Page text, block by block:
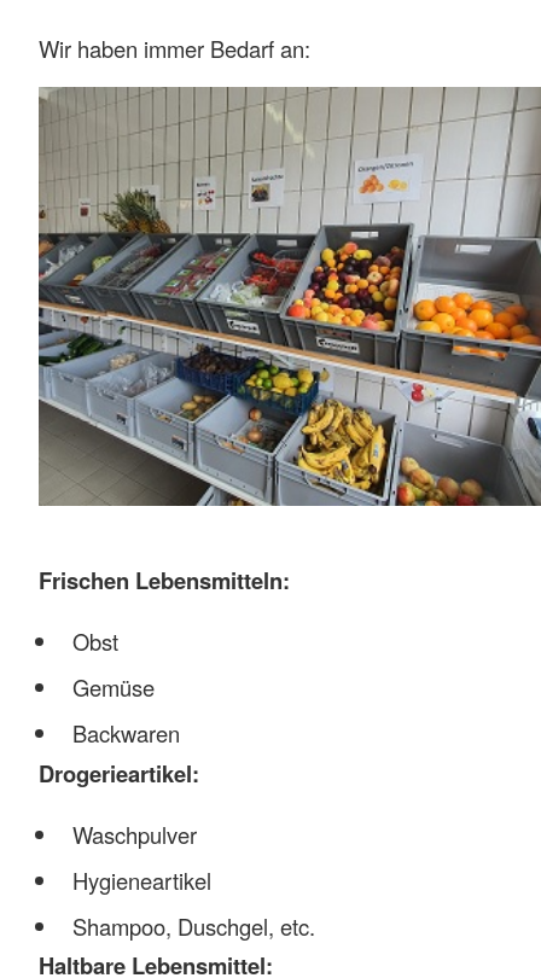
Wir haben immer Bedarf an:
Frischen Lebensmitteln:
Obst
Gemüse
Backwaren
Drogerieartikel:
Waschpulver
Hygieneartikel
Shampoo, Duschgel, etc.
Haltbare Lebensmittel: